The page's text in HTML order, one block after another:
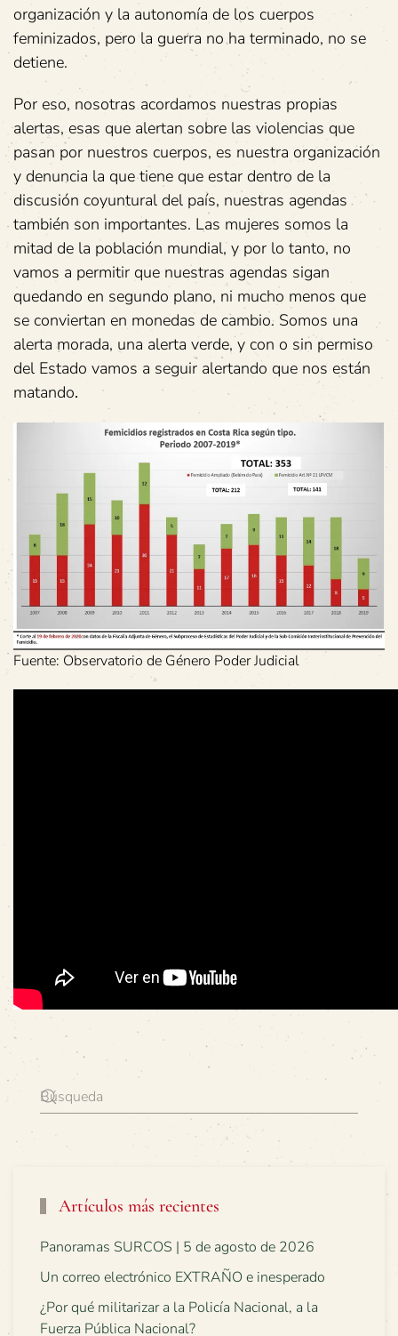
organización y la autonomía de los cuerpos
feminizados, pero la guerra no ha terminado, no se
detiene.
Por eso, nosotras acordamos nuestras propias
alertas, esas que alertan sobre las violencias que
pasan por nuestros cuerpos, es nuestra organización
y denuncia la que tiene que estar dentro de la
discusión coyuntural del país, nuestras agendas
también son importantes. Las mujeres somos la
mitad de la población mundial, y por lo tanto, no
vamos a permitir que nuestras agendas sigan
quedando en segundo plano, ni mucho menos que
se conviertan en monedas de cambio. Somos una
alerta morada, una alerta verde, y con o sin permiso
del Estado vamos a seguir alertando que nos están
matando.
Fuente: Observatorio de Género Poder Judicial
Artículos más recientes
Panoramas SURCOS | 5 de agosto de 2026
Un correo electrónico EXTRAÑO e inesperado
¿Por qué militarizar a la Policía Nacional, a la
Fuerza Pública Nacional?